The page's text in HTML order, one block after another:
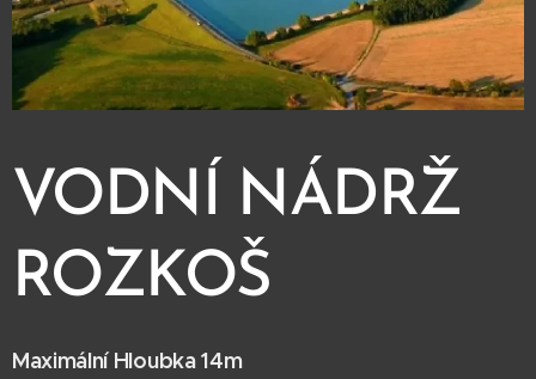
VODNÍ NÁDRŽ
ROZKOŠ
Maximální Hloubka 14m